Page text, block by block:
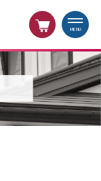
MENU